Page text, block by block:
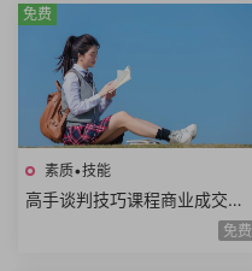
素质•技能
高手谈判技巧课程商业成交谈
判底线谈判态度双赢思维谈判
免费
免费